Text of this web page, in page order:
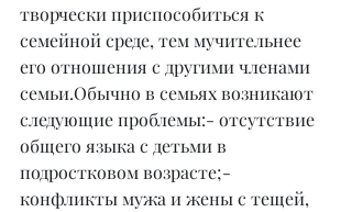
творчески приспособиться к
семейной среде, тем мучительнее
его отношения с другими членами
семьи.Обычно в семьях возникают
следующие проблемы:- отсутствие
общего языка с детьми в
подростковом возрасте;-
конфликты мужа и жены с тещей,